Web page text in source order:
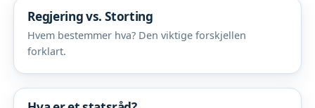
Regjering vs. Storting
Hvem bestemmer hva? Den viktige forskjellen
forklart.